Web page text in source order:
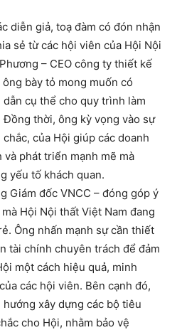
diễn giả, toạ đàm có đón nhận
sẻ từ các hội viên của Hội Nội
– CEO công ty thiết kế
bày tỏ mong muốn có
cụ thể cho quy trình làm
thời, ông kỳ vọng vào sự
của Hội giúp các doanh
phát triển mạnh mẽ mà
yếu tố khách quan.
Giám đốc VNCC – đóng góp ý
Hội Nội thất Việt Nam đang
Ông nhấn mạnh sự cần thiết
tài chính chuyên trách để đảm
một cách hiệu quả, minh
các hội viên. Bên cạnh đó,
xây dựng các bộ tiêu
cho Hội, nhằm bảo vệ